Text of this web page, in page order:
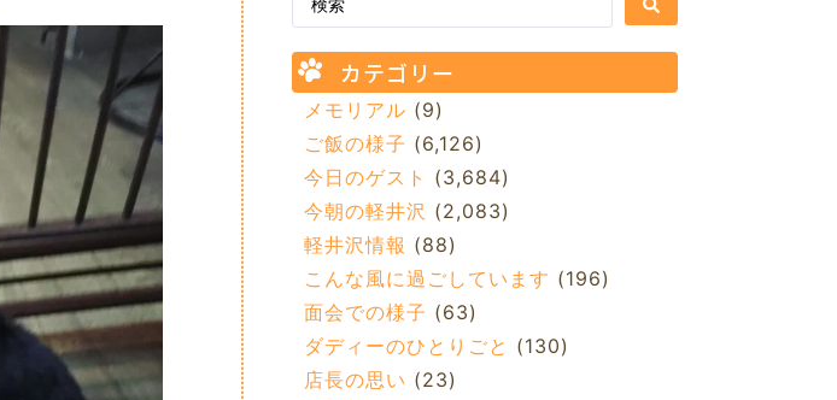
カテゴリー
メモリアル (9)
ご飯の様子 (6,126)
今日のゲスト (3,684)
今朝の軽井沢 (2,083)
軽井沢情報 (88)
こんな風に過ごしています (196)
面会での様子 (63)
ダディーのひとりごと (130)
店長の思い (23)